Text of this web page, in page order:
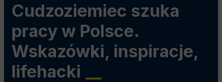
Cudzoziemiec szuka
pracy w Polsce.
Wskazówki, inspiracje,
lifehacki